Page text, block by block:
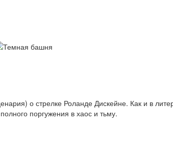
о стрелке Роланде Дискейне. Как и в
поргужения в хаос и тьму.